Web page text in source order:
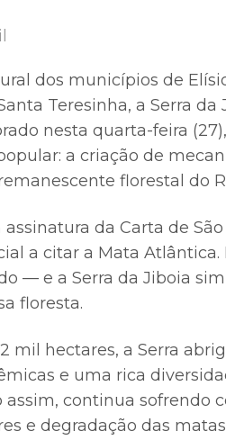
dos municípios de
Teresinha, a Serra
nesta quarta-feira
a criação de
florestal do
da Carta de
a citar a Mata
— e a Serra da Jiboia
floresta.
mil hectares, a Serra
e uma rica
assim, continua sofrendo
e degradação das